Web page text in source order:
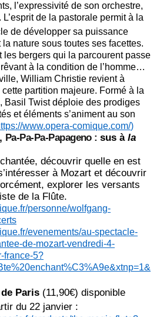
l’expressivité de son orchestre,
L’esprit de la pastorale permit à la
de développer sa puissance
nature sous toutes ses facettes.
les bergers qui la parcourent passe
à la condition de l’homme…
William Christie revient à
cette partition majeure. Formé à la
Basil Twist déploie des prodiges
et éléments s’animent au son
www.opera-comique.com/)
Pa-Pa-Pa-Papageno :sus àla
découvrir quelle en est
à Mozart et découvrir
explorer les versants
de la Flûte.
personne/wolfgang-
evenements/au-spectacle-
de-mozart-vendredi-4-
france-5?
Paris (11,90€) disponible
du 22 janvier :